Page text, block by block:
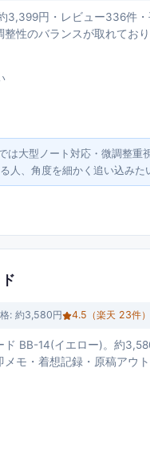
3,399円・レビュー336件
性のバランスが取れてお
は大型ノート対応・微調整重
人、角度を細かく追い込みた
: 約3,580円 4.5 （楽天 23件）
BB-14(イエロー)。約
モ・着想記録・原稿アウ